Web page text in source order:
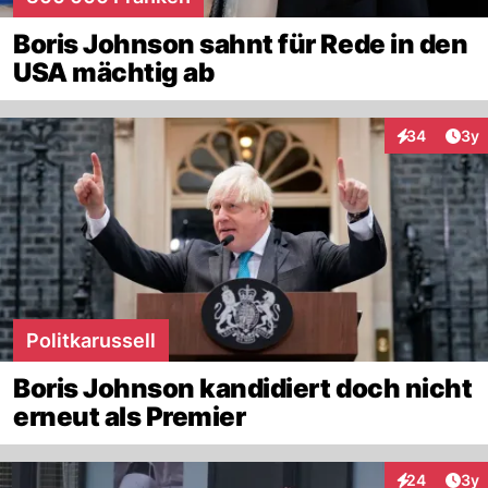
Boris Johnson sahnt für Rede in den
USA mächtig ab
34
Interaktionen
3y
Politkarussell
Boris Johnson kandidiert doch nicht
erneut als Premier
24 3y